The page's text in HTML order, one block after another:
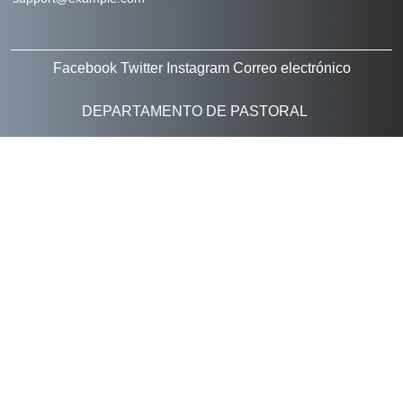
Facebook Twitter Instagram Correo electrónico
DEPARTAMENTO DE PASTORAL